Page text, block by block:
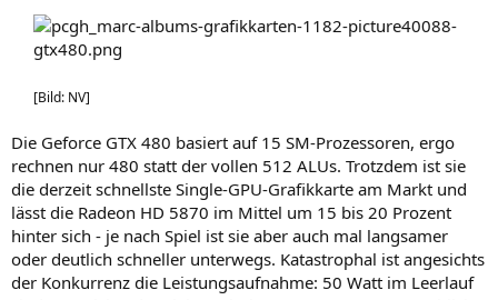
[Bild: NV]
Die Geforce GTX 480 basiert auf 15 SM-Prozessoren, ergo
rechnen nur 480 statt der vollen 512 ALUs. Trotzdem ist sie
die derzeit schnellste Single-GPU-Grafikkarte am Markt und
lässt die Radeon HD 5870 im Mittel um 15 bis 20 Prozent
hinter sich - je nach Spiel ist sie aber auch mal langsamer
oder deutlich schneller unterwegs. Katastrophal ist angesichts
der Konkurrenz die Leistungsaufnahme: 50 Watt im Leerlauf